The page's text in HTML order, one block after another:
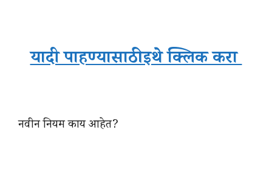
यादी पाहण्यासाठी इथे क्लिक करा
नवीन नियम काय आहेत?